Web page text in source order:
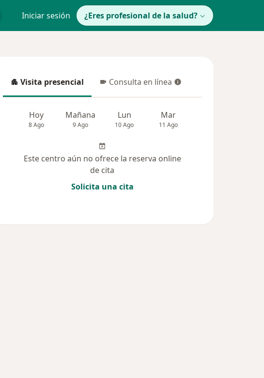
Iniciar sesión ¿Eres profesional de la salud?
Visita presencial
Visita presencial Consulta en línea
Consulta en línea
Hoy
8 Ago
Mañana
9 Ago
Lun
10 Ago
Mar
11 Ago
Este centro aún no ofrece la reserva online
de cita
Solicita una cita